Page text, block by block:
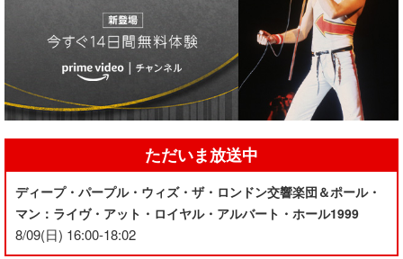
ただいま放送中
ディープ・パープル・ウィズ・ザ・ロンドン交響楽団＆ポール・
マン：ライヴ・アット・ロイヤル・アルバート・ホール1999
8/09(日) 16:00-18:02